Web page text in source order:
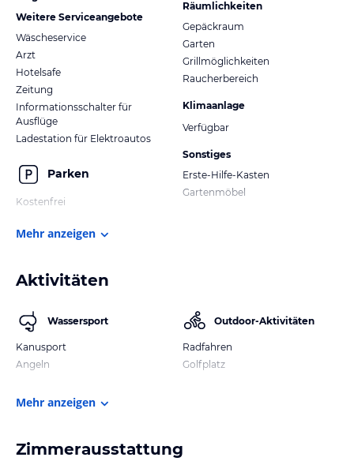
Weitere Serviceangebote
Wäscheservice
Arzt
Hotelsafe
Zeitung
Informationsschalter für
Ausflüge
Ladestation für Elektroautos
Parken
Kostenfrei
Räumlichkeiten
Gepäckraum
Garten
Grillmöglichkeiten
Raucherbereich
Klimaanlage
Verfügbar
Sonstiges
Erste-Hilfe-Kasten
Gartenmöbel
Mehr anzeigen
Aktivitäten
Wassersport
Kanusport
Angeln
Outdoor-Aktivitäten
Radfahren
Golfplatz
Mehr anzeigen
Zimmerausstattung